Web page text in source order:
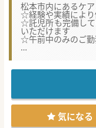
松本市内にあるケア
☆経験や実績によ
☆託児所も完備し
いただけます
☆午前中のみのご勤
に対処できる病院
また、訪問看護・
リハビリテーショ
ます。
働き方や条件面も
軽にお問い合わせく
気になる